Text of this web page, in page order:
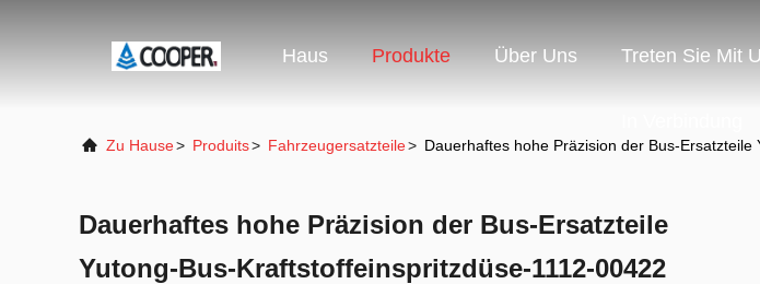
Haus Produkte Über Uns Treten Sie Mit
Zu Hause> Produits> Fahrzeugersatzteile> Dauerhaftes hohe Präzision der Bus-
Dauerhaftes hohe Präzision der Bus-Ersatzteile
Yutong-Bus-Kraftstoffeinspritzdüse-1112-00422